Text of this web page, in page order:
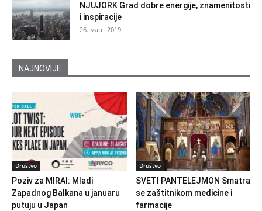
NJUJORK Grad dobre energije, znamenitosti
i inspiracije
26. март 2019.
NAJNOVIJE
Društvo
Poziv za MIRAI: Mladi
Zapadnog Balkana u januaru
putuju u Japan
Društvo
SVETI PANTELEJMON Smatra
se zaštitnikom medicine i
farmacije